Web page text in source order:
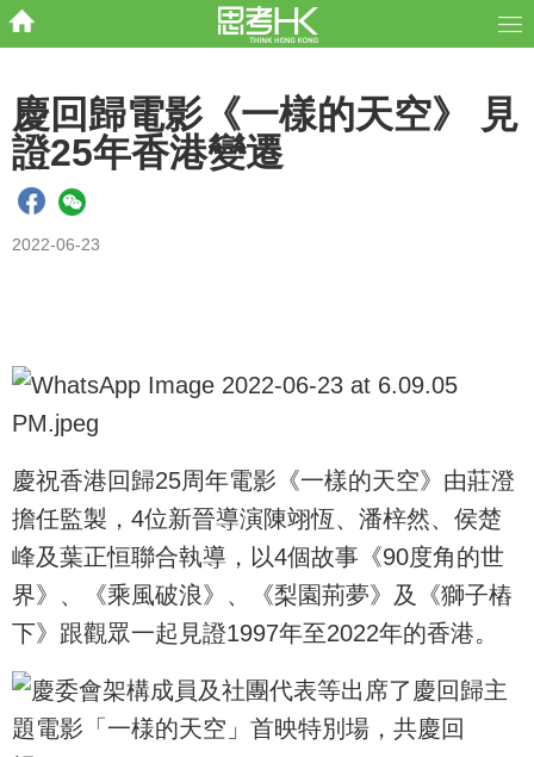
慶回歸電影《一樣的天空》 見
證25年香港變遷
2022-06-23
慶祝香港回歸25周年電影《一樣的天空》由莊澄
擔任監製，4位新晉導演陳翊恆、潘梓然、侯楚
峰及葉正恒聯合執導，以4個故事《90度角的世
界》、《乘風破浪》、《梨園荊夢》及《獅子樁
下》跟觀眾一起見證1997年至2022年的香港。